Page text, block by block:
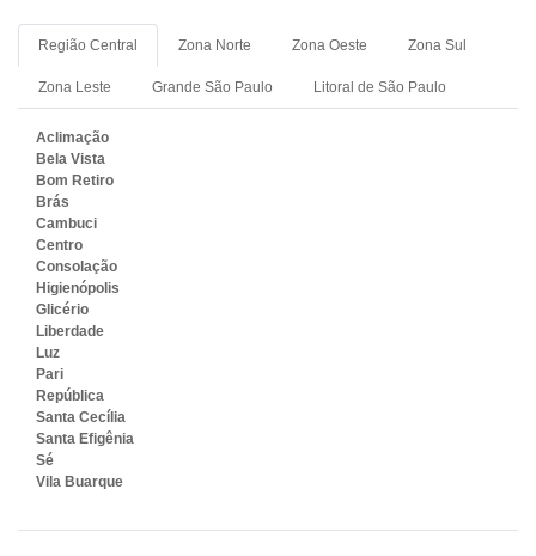
Região Central Zona Norte Zona Oeste Zona Sul
Zona Leste Grande São Paulo Litoral de São Paulo
Aclimação
Bela Vista
Bom Retiro
Brás
Cambuci
Centro
Consolação
Higienópolis
Glicério
Liberdade
Luz
Pari
República
Santa Cecília
Santa Efigênia
Sé
Vila Buarque